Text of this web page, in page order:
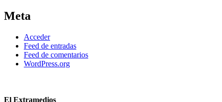
Meta
Acceder
Feed de entradas
Feed de comentarios
WordPress.org
El Extramedios